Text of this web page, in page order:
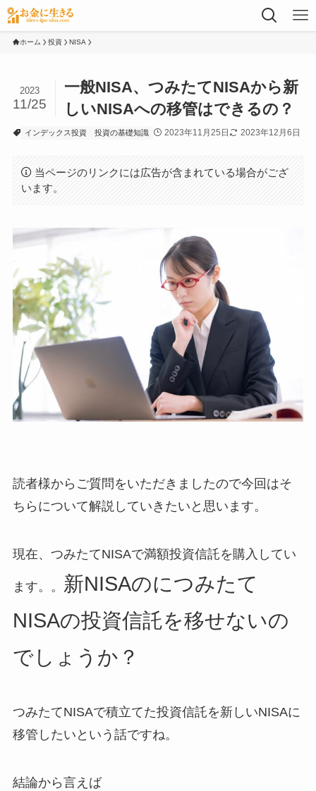
ホーム 投資 NISA
一般NISA、つみたてNISAから新
しいNISAへの移管はできるの？
2023
11/25
インデックス投資 投資の基礎知識 2023年11月25日 2023年12月6日
当ページのリンクには広告が含まれている場合がござ
います。
読者様からご質問をいただきましたので今回はそ
ちらについて解説していきたいと思います。
現在、つみたてNISAで満額投資信託を購入してい
ます。。
新NISAのにつみたて
NISAの投資信託を移せないの
でしょうか？
つみたてNISAで積立てた投資信託を新しいNISAに
移管したいという話ですね。
結論から言えば